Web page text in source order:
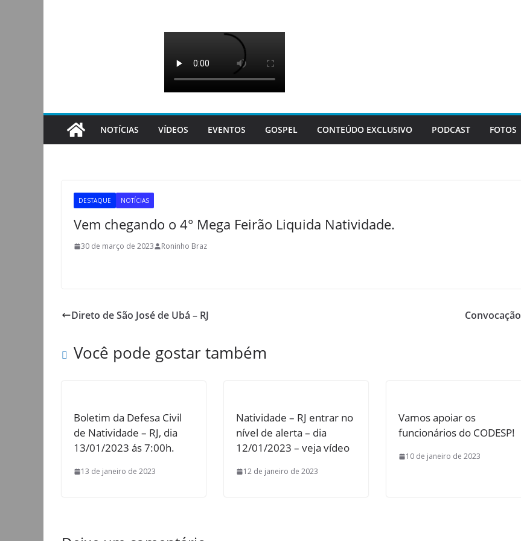
NOTÍCIAS VÍDEOS EVENTOS GOSPEL CONTEÚDO EXCLUSIVO PODCAST FOTOS
DESTAQUE NOTÍCIAS
Vem chegando o 4° Mega Feirão Liquida Natividade.
30 de março de 2023 Roninho Braz
Direto de São José de Ubá – RJ Convocação
Você pode gostar também
Boletim da Defesa Civil
de Natividade – RJ, dia
13/01/2023 ás 7:00h.
13 de janeiro de 2023
Natividade – RJ entrar no
nível de alerta – dia
12/01/2023 – veja vídeo
12 de janeiro de 2023
Vamos apoiar os
funcionários do CODESP!
10 de janeiro de 2023